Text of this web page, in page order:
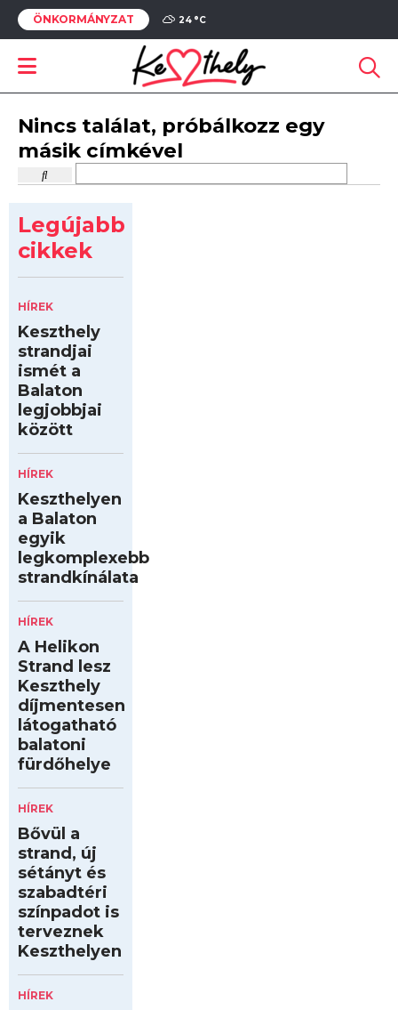
ÖNKORMÁNYZAT 24 °C
Nincs találat, próbálkozz egy
másik címkével
Legújabb
cikkek
HÍREK
Keszthely
strandjai
ismét a
Balaton
legjobbjai
között
HÍREK
Keszthelyen
a Balaton
egyik
legkomplexebb
strandkínálata
HÍREK
A Helikon
Strand lesz
Keszthely
díjmentesen
látogatható
balatoni
fürdőhelye
HÍREK
Bővül a
strand, új
sétányt és
szabadtéri
színpadot is
terveznek
Keszthelyen
HÍREK